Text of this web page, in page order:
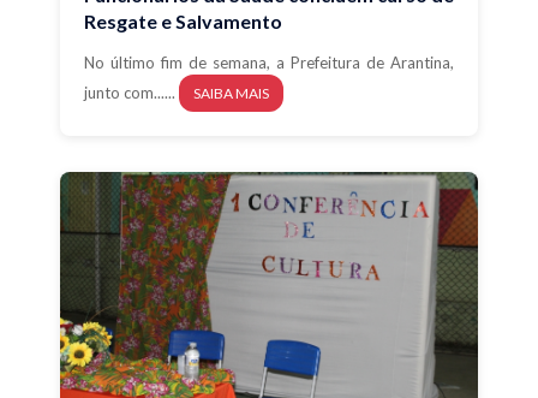
Resgate e Salvamento
No último fim de semana, a Prefeitura de Arantina,
junto com......
SAIBA MAIS